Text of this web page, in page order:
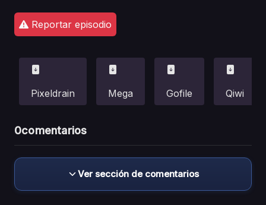
Reportar episodio
Pixeldrain Mega Gofile Qiwi
0comentarios
Ver sección de comentarios